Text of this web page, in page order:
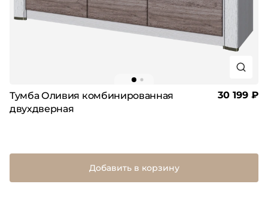
Тумба Оливия комбинированная
двухдверная
30 199 ₽
Добавить в корзину